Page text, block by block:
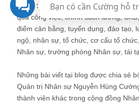
Quản trị nhân sự, Human Resources,
quả công việc, chính sách lương,
điểm cân bằng, tuyển dụng, đào tạo,
ngộ, nhân sự, tổ chức, cơ cấu tổ
Nhân sự, trưởng phòng Nhân sự, tái
Những bài viết tại blog được chia sẻ
Quản trị Nhân sự Nguyễn Hùng
thành viên khác trong cộng đồng
Bạn có cần Cường hỗ